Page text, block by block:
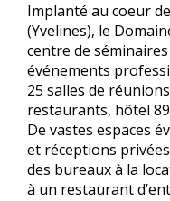
Implanté au coeur
(Yvelines), le
centre de
événements
25 salles de
restaurants, hôtel
De vastes espaces
et réceptions
des bureaux à la
à un restaurant